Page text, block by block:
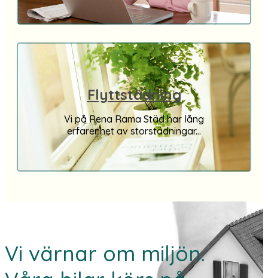
Flyttstädning
Vi på Rena Rama Städ har lång
erfarenhet av storstädningar...
Vi värnar om miljön.